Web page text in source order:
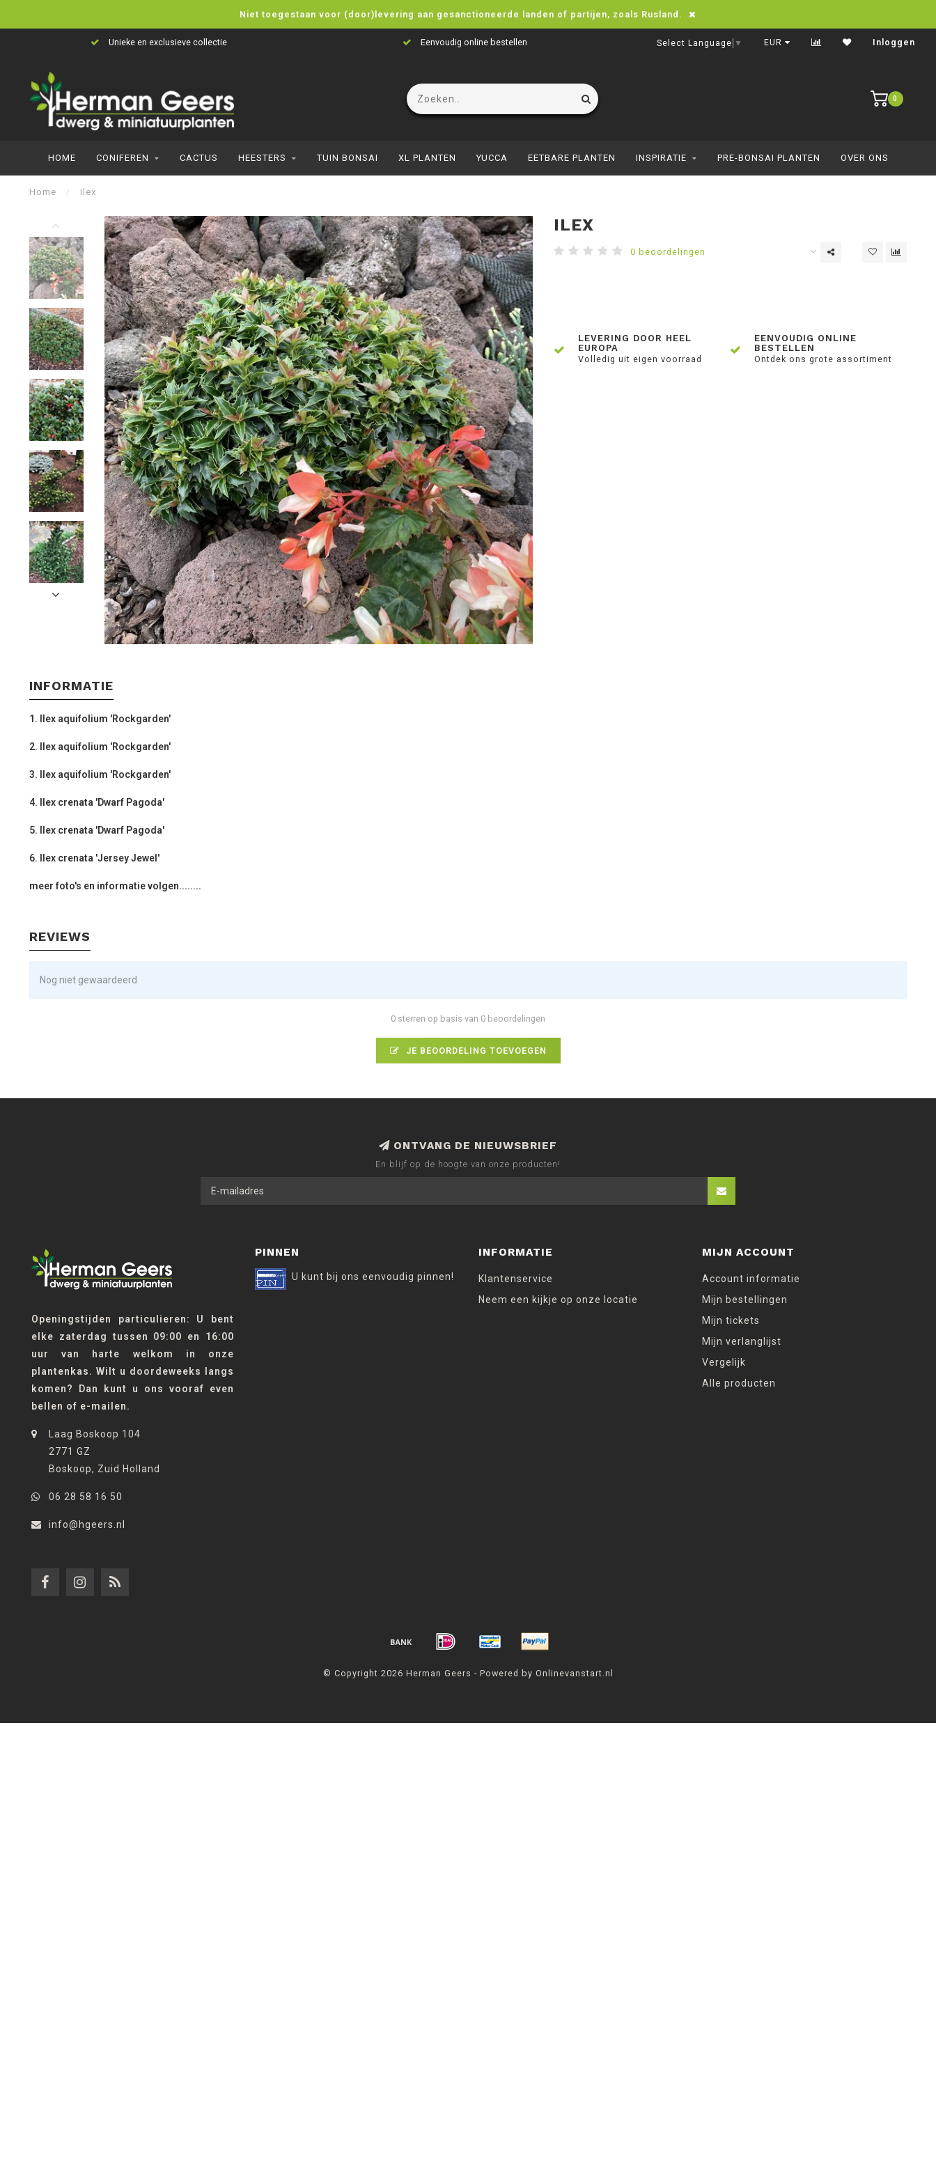
Niet toegestaan voor (door)levering aan gesanctioneerde landen of partijen, zoals Rusland.
Unieke en exclusieve collectie Eenvoudig online bestellen Snelle levering in heel Europa
Select Language ▼ EUR Inloggen
0
HOME CONIFEREN CACTUS HEESTERS TUIN BONSAI XL PLANTEN YUCCA EETBARE PLANTEN INSPIRATIE PRE-BONSAI PLANTEN OVER ONS
Home / Ilex
ILEX
0 beoordelingen
LEVERING DOOR HEEL
EUROPA
Volledig uit eigen voorraad
EENVOUDIG ONLINE
BESTELLEN
Ontdek ons grote assortiment
INFORMATIE
1. Ilex aquifolium 'Rockgarden'
2. Ilex aquifolium 'Rockgarden'
3. Ilex aquifolium 'Rockgarden'
4. Ilex crenata 'Dwarf Pagoda'
5. Ilex crenata 'Dwarf Pagoda'
6. Ilex crenata 'Jersey Jewel'
meer foto's en informatie volgen........
REVIEWS
Nog niet gewaardeerd
0 sterren op basis van 0 beoordelingen
JE BEOORDELING TOEVOEGEN
ONTVANG DE NIEUWSBRIEF
En blijf op de hoogte van onze producten!
Openingstijden particulieren: U bent
elke zaterdag tussen 09:00 en 16:00
uur van harte welkom in onze
plantenkas. Wilt u doordeweeks langs
komen? Dan kunt u ons vooraf even
bellen of e-mailen.
Laag Boskoop 104
2771 GZ
Boskoop, Zuid Holland
06 28 58 16 50
info@hgeers.nl
PINNEN
U kunt bij ons eenvoudig pinnen!
INFORMATIE
Klantenservice
Neem een kijkje op onze locatie
MIJN ACCOUNT
Account informatie
Mijn bestellingen
Mijn tickets
Mijn verlanglijst
Vergelijk
Alle producten
© Copyright 2026 Herman Geers - Powered by Onlinevanstart.nl